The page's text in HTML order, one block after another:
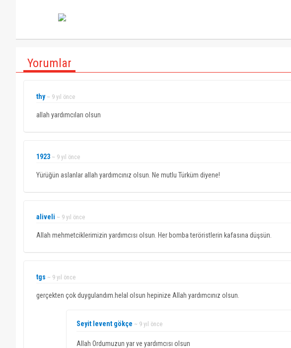
Yorumlar
thy ~ 9 yıl önce
allah yardımcıları olsun
1923 ~ 9 yıl önce
Yürüğün aslanlar allah yardımcınız olsun. Ne mutlu Türküm diyene!
aliveli ~ 9 yıl önce
Allah mehmetciklerimizin yardımcısı olsun. Her bomba teröristlerin kafasına düşsün.
tgs ~ 9 yıl önce
gerçekten çok duygulandım.helal olsun hepinize Allah yardımcınız olsun.
Seyit levent gökçe ~ 9 yıl önce
Allah Ordumuzun yar ve yardımcısı olsun